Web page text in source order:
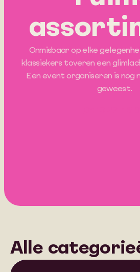
Onmisbaar op elke
klassiekers toveren een
Een event organiseren is nog
geweest.
Alle